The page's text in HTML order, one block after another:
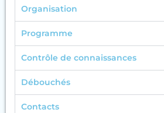
Organisation
Programme
Contrôle de connaissances
Débouchés
Contacts